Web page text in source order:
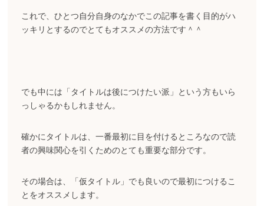
これで、ひとつ自分自身のなかでこの記事を書く目的がハ
ッキリとするのでとてもオススメの方法です＾＾
でも中には「タイトルは後につけたい派」という方もいら
っしゃるかもしれません。
確かにタイトルは、一番最初に目を付けるところなので読
者の興味関心を引くためのとても重要な部分です。
その場合は、「仮タイトル」でも良いので最初につけるこ
とをオススメします。